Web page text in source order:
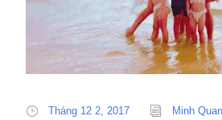
Tháng 12 2, 2017
Minh